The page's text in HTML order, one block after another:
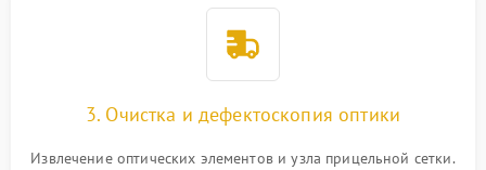
3. Очистка и дефектоскопия оптики
Извлечение оптических элементов и узла прицельной сетки.